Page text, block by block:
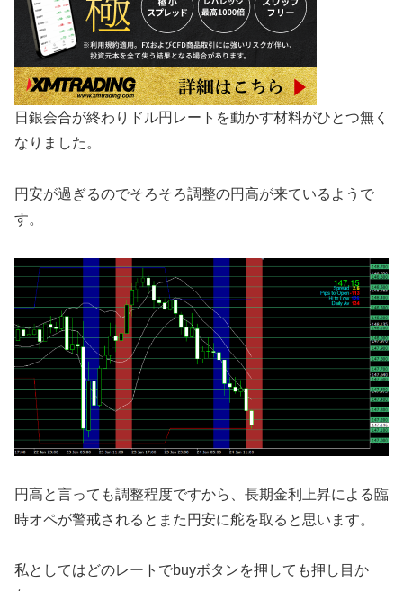
日銀会合が終わりドル円レートを動かす材料がひとつ無く
なりました。
円安が過ぎるのでそろそろ調整の円高が来ているようで
す。
円高と言っても調整程度ですから、長期金利上昇による臨
時オペが警戒されるとまた円安に舵を取ると思います。
私としてはどのレートでbuyボタンを押しても押し目か